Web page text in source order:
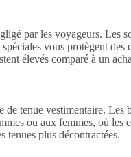
par les voyageurs. Les
vous protègent des
élevés comparé à un
tenue vestimentaire. Les
ou aux femmes, où les
tenues plus décontractées.